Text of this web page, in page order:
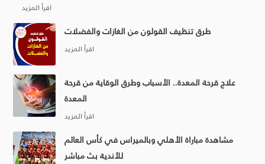
طرق تنظيف القولون من الغازات والفضلات
علاج قرحة المعدة.. الأسباب وطرق الوقاية من قرحة
المعدة
مشاهدة مباراة الأهلي وبالميراس في كأس العالم
للأندية بث مباشر